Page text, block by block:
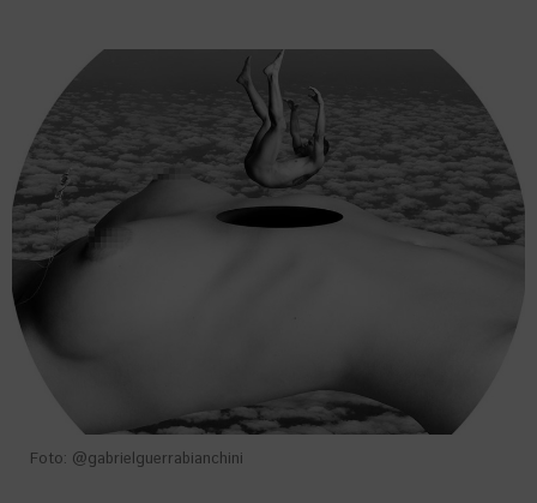
Foto: @gabrielguerrabianchini